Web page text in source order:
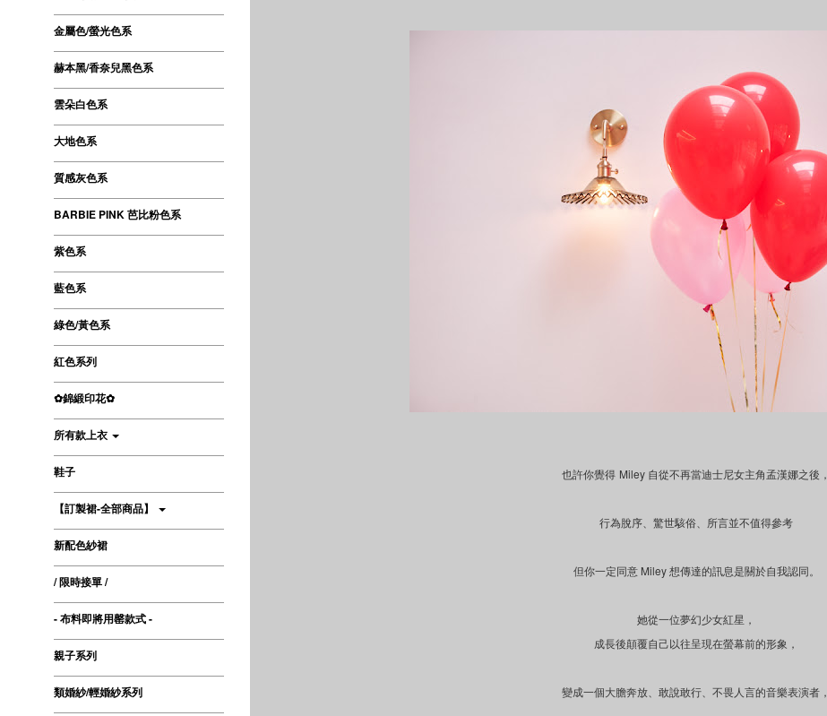
金屬色/螢光色系
赫本黑/香奈兒黑色系
雲朵白色系
大地色系
質感灰色系
BARBIE PINK 芭比粉色系
紫色系
藍色系
綠色/黃色系
紅色系列
✿錦緞印花✿
所有款上衣
鞋子
【訂製裙-全部商品】
新配色紗裙
/ 限時接單 /
- 布料即將用罄款式 -
親子系列
類婚紗/輕婚紗系列
也許你覺得 Miley 自從不再當迪士尼女主角孟漢娜之後，
行為脫序、驚世駭俗、所言並不值得參考
但你一定同意Miley想傳達的訊息是關於自我認同。
她從一位夢幻少女紅星，
成長後顛覆自己以往呈現在螢幕前的形象，
變成一個大膽奔放、敢說敢行、不畏人言的音樂表演者，